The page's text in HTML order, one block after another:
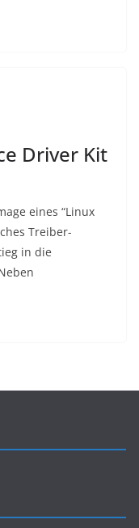
Driver Kit
eines “Linux
Treiber-
in die